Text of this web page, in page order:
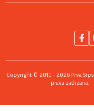
Copyright © 2010 - 2026 Prva
prava zadržana.